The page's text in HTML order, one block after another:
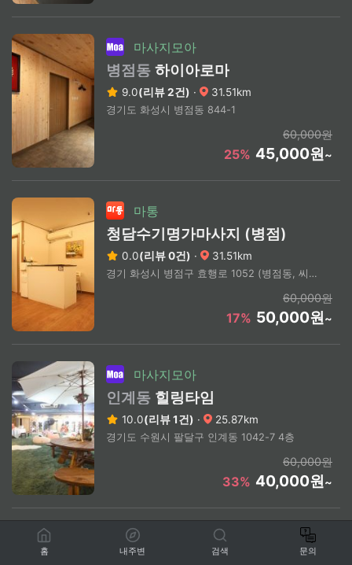
마사지모아
병점동 하이아로마
9.0(리뷰 2건) · 31.51km
경기도 화성시 병점동 844-1
60,000원
25% 45,000원~
마통
청담수기명가마사지 (병점)
0.0(리뷰 0건) · 31.51km
경기 화성시 병점구 효행로 1052 (병점동, 씨네샤르망)
60,000원
17% 50,000원~
마사지모아
인계동 힐링타임
10.0(리뷰 1건) · 25.87km
경기도 수원시 팔달구 인계동 1042-7 4층
60,000원
33% 40,000원~
마통
힐링타임마사지 (수원인계)
홈 내주변 검색 문의